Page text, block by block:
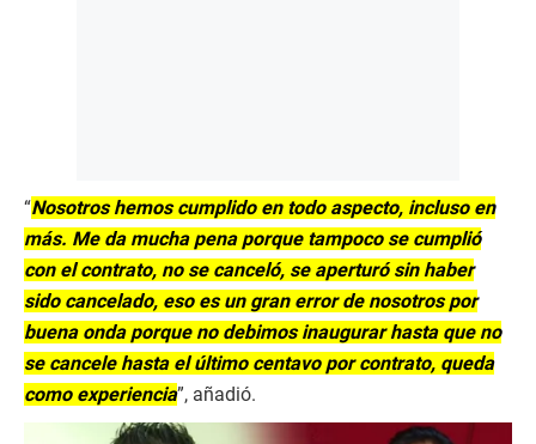
“Nosotros hemos cumplido en todo aspecto, incluso en
más. Me da mucha pena porque tampoco se cumplió
con el contrato, no se canceló, se aperturó sin haber
sido cancelado, eso es un gran error de nosotros por
buena onda porque no debimos inaugurar hasta que no
se cancele hasta el último centavo por contrato, queda
como experiencia”, añadió.